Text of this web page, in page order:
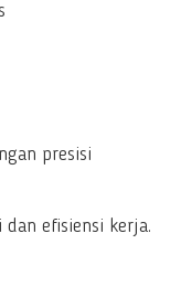
presisi
efisiensi kerja.